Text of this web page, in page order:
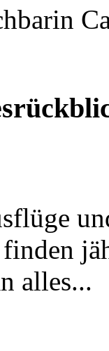
alles...